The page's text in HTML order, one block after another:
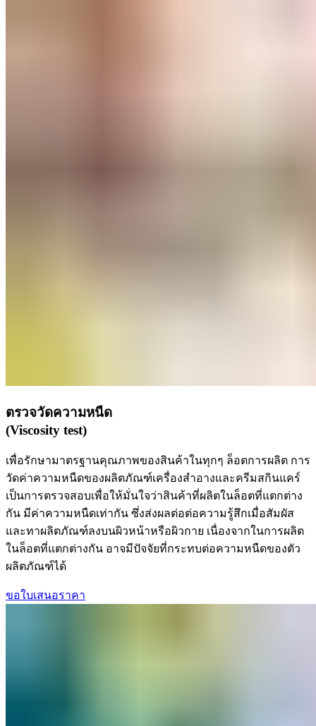
ตรวจวัดความหนืด
(Viscosity test)
เพื่อรักษามาตรฐานคุณภาพของสินค้าในทุกๆ ล็อตการผลิต การ
วัดค่าความหนืดของผลิตภัณฑ์เครื่องสำอางและครีมสกินแคร์
เป็นการตรวจสอบเพื่อให้มั่นใจว่าสินค้าที่ผลิตในล็อตที่แตกต่าง
กัน มีค่าความหนืดเท่ากัน ซึ่งส่งผลต่อต่อความรู้สึกเมื่อสัมผัส
และทาผลิตภัณฑ์ลงบนผิวหน้าหรือผิวกาย เนื่องจากในการผลิต
ในล็อตที่แตกต่างกัน อาจมีปัจจัยที่กระทบต่อความหนืดของตัว
ผลิตภัณฑ์ได้
ขอใบเสนอราคา